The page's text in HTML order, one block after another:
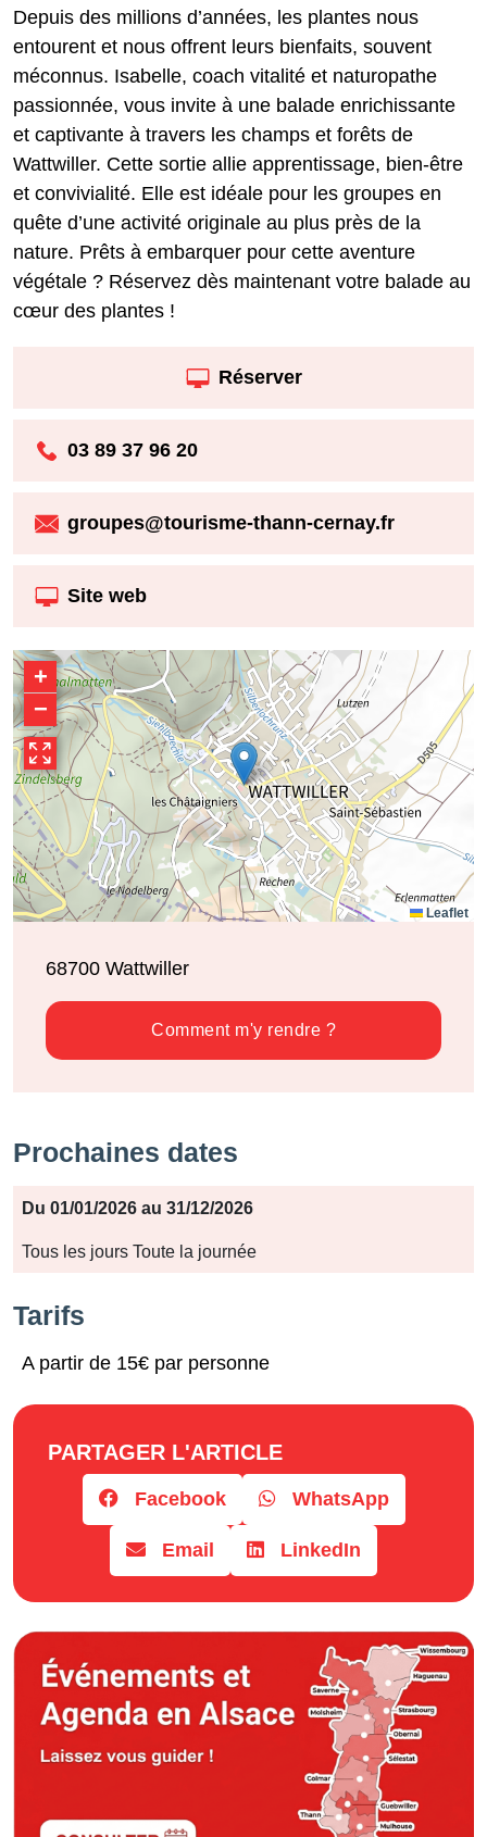
Depuis des millions d’années, les plantes nous
entourent et nous offrent leurs bienfaits, souvent
méconnus. Isabelle, coach vitalité et naturopathe
passionnée, vous invite à une balade enrichissante
et captivante à travers les champs et forêts de
Wattwiller. Cette sortie allie apprentissage, bien-être
et convivialité. Elle est idéale pour les groupes en
quête d’une activité originale au plus près de la
nature. Prêts à embarquer pour cette aventure
végétale ? Réservez dès maintenant votre balade au
cœur des plantes !
Réserver
03 89 37 96 20
groupes@tourisme-thann-cernay.fr
Site web
+
−
Leaflet
68700 Wattwiller
Comment m'y rendre ?
Prochaines dates
Période
Jours
Du 01/01/2026 au 31/12/2026
Tous les jours Toute la journée
Tarifs
A partir de 15€ par personne
PARTAGER L'ARTICLE
Facebook WhatsApp
Email LinkedIn